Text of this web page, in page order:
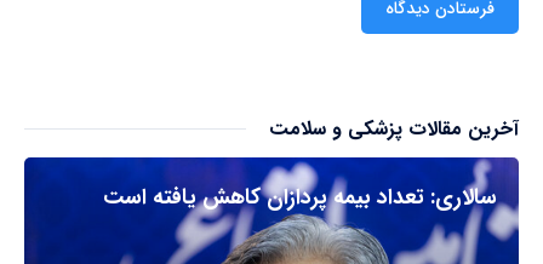
آخرین مقالات پزشکی و سلامت
سالاری: تعداد بیمه پردازان کاهش یافته است